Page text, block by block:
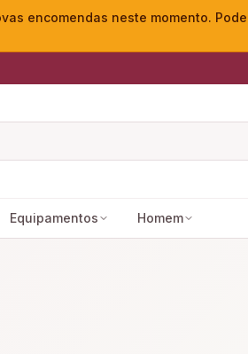
encomendas neste momento.
Equipamentos Homem